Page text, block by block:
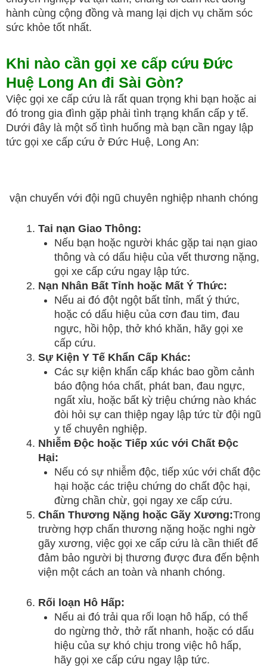
hành cùng cộng đồng và mang lại dịch vụ chăm sóc
sức khỏe tốt nhất.
Khi nào cần gọi xe cấp cứu Đức
Huệ Long An đi Sài Gòn?
Việc gọi xe cấp cứu là rất quan trọng khi bạn hoặc ai
đó trong gia đình gặp phải tình trạng khẩn cấp y tế.
Dưới đây là một số tình huống mà bạn cần ngay lập
tức gọi xe cấp cứu ở Đức Huệ, Long An:
vận chuyển với đội ngũ chuyên nghiệp nhanh chóng
Tai nạn Giao Thông:
Nếu bạn hoặc người khác gặp tai nạn giao
thông và có dấu hiệu của vết thương nặng,
gọi xe cấp cứu ngay lập tức.
Nạn Nhân Bất Tỉnh hoặc Mất Ý Thức:
Nếu ai đó đột ngột bất tỉnh, mất ý thức,
hoặc có dấu hiệu của cơn đau tim, đau
ngực, hồi hộp, thở khó khăn, hãy gọi xe
cấp cứu.
Sự Kiện Y Tế Khẩn Cấp Khác:
Các sự kiện khẩn cấp khác bao gồm cảnh
báo động hóa chất, phát ban, đau ngực,
ngất xỉu, hoặc bất kỳ triệu chứng nào khác
đòi hỏi sự can thiệp ngay lập tức từ đội ngũ
y tế chuyên nghiệp.
Nhiễm Độc hoặc Tiếp xúc với Chất Độc
Hại:
Nếu có sự nhiễm độc, tiếp xúc với chất độc
hại hoặc các triệu chứng do chất độc hại,
đừng chần chừ, gọi ngay xe cấp cứu.
Chấn Thương Nặng hoặc Gãy Xương:Trong
trường hợp chấn thương nặng hoặc nghi ngờ
gãy xương, việc gọi xe cấp cứu là cần thiết để
đảm bảo người bị thương được đưa đến bệnh
viện một cách an toàn và nhanh chóng.
Rối loạn Hô Hấp:
Nếu ai đó trải qua rối loạn hô hấp, có thể
do ngừng thở, thở rất nhanh, hoặc có dấu
hiệu của sự khó chịu trong việc hô hấp,
hãy gọi xe cấp cứu ngay lập tức.